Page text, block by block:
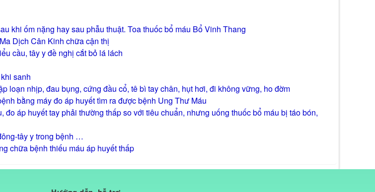
khi ốm nặng hay sau phẫu thuật. Toa thuốc bổ máu Bổ Vinh Thang
Dịch Cân Kinh chữa cận thị
cầu, tây y đề nghị cắt bỏ lá lách
sanh
loạn nhịp, đau bụng, cứng đầu cổ, tê bì tay chân, hụt hơi, đi không vững, ho đờm
bằng máy đo áp huyết tìm ra được bệnh Ung Thư Máu
đo áp huyết tay phải thường thấp so với tiêu chuẩn, nhưng uống thuốc bổ máu bị táo bón,
tây y trong bệnh …
chữa bệnh thiếu máu áp huyết thấp